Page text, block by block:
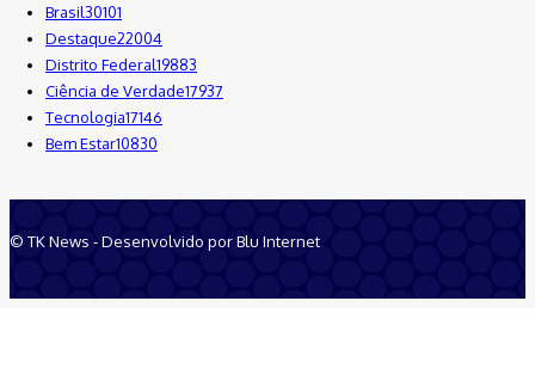
Brasil30101
Destaque22004
Distrito Federal19883
Ciência de Verdade17937
Tecnologia17146
Bem Estar10830
© TK News - Desenvolvido por Blu Internet